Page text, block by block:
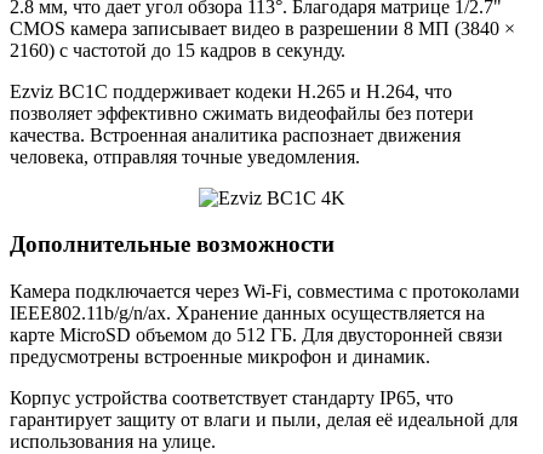
2.8 мм, что дает угол обзора 113°. Благодаря матрице 1/2.7"
CMOS камера записывает видео в разрешении 8 МП (3840 ×
2160) с частотой до 15 кадров в секунду.
Ezviz BC1C поддерживает кодеки H.265 и H.264, что
позволяет эффективно сжимать видеофайлы без потери
качества. Встроенная аналитика распознает движения
человека, отправляя точные уведомления.
Дополнительные возможности
Камера подключается через Wi-Fi, совместима с протоколами
IEEE802.11b/g/n/ax. Хранение данных осуществляется на
карте MicroSD объемом до 512 ГБ. Для двусторонней связи
предусмотрены встроенные микрофон и динамик.
Корпус устройства соответствует стандарту IP65, что
гарантирует защиту от влаги и пыли, делая её идеальной для
использования на улице.